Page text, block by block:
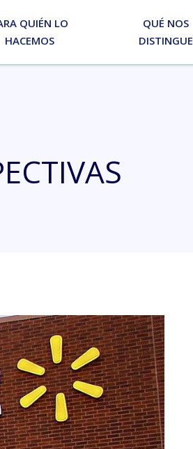
QUIÉN LO
HACEMOS
QUÉ NOS
DISTINGUE